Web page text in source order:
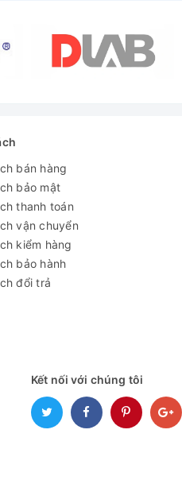
bán hàng
bảo mật
thanh toán
vận chuyển
kiểm hàng
bảo hành
đổi trả
Kết nối với chúng tôi